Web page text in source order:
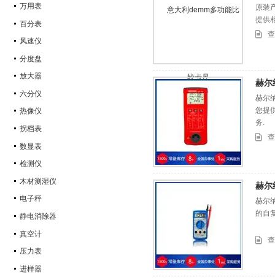
万用表
百分表
风速仪
分度盘
放大器
六分仪
热像仪
拐档表
数显表
检测仪
木材测湿仪
电子秤
静电消除器
真空计
压力表
进样器
原装
提供
赫尔
赫尔
您提
务.
赫尔
赫尔
的自